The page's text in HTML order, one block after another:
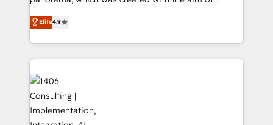
putting Customer Experience at the center by
creating digital environments capable of integrating
people, processes and data. We offer the best
digital solutions on the market, ranging from CRM
processes and technologies to digital strategy, from
marketing automation to online and offline sales
processes through Customer Service Management,
allowing companies to optimize processes and meet
Elite4.9